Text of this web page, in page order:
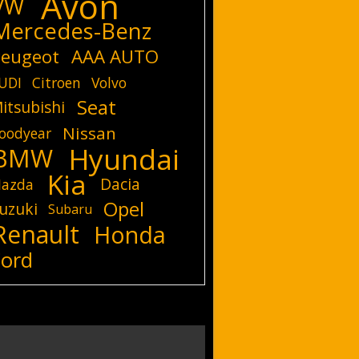
Benz
AAA AUTO
Citroen Volvo
Seat
Nissan
Hyundai
Kia
Dacia
Subaru Opel
Honda